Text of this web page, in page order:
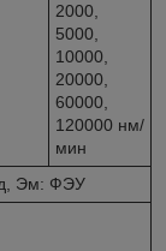
2000,
5000,
10000,
20000,
60000,
120000 нм/
мин
Эм: ФЭУ